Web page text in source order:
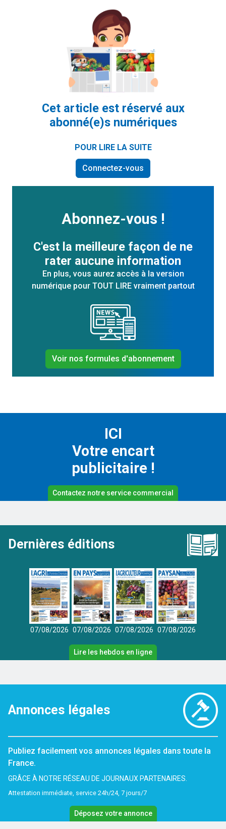
Cet article est réservé aux
abonné(e)s numériques
POUR LIRE LA SUITE
Connectez-vous
Abonnez-vous !
C'est la meilleure façon de ne
rater aucune information
En plus, vous aurez accès à la version
numérique pour TOUT LIRE vraiment partout
Voir nos formules d'abonnement
ICI
Votre encart
publicitaire !
Contactez notre service commercial
Dernières éditions
07/08/2026 07/08/2026 07/08/2026 07/08/2026
Lire les hebdos en ligne
Annonces légales
Publiez facilement vos annonces légales dans toute la
France.
GRÂCE À NOTRE RÉSEAU DE JOURNAUX PARTENAIRES.
Attestation immédiate, service 24h/24, 7 jours/7
Déposez votre annonce